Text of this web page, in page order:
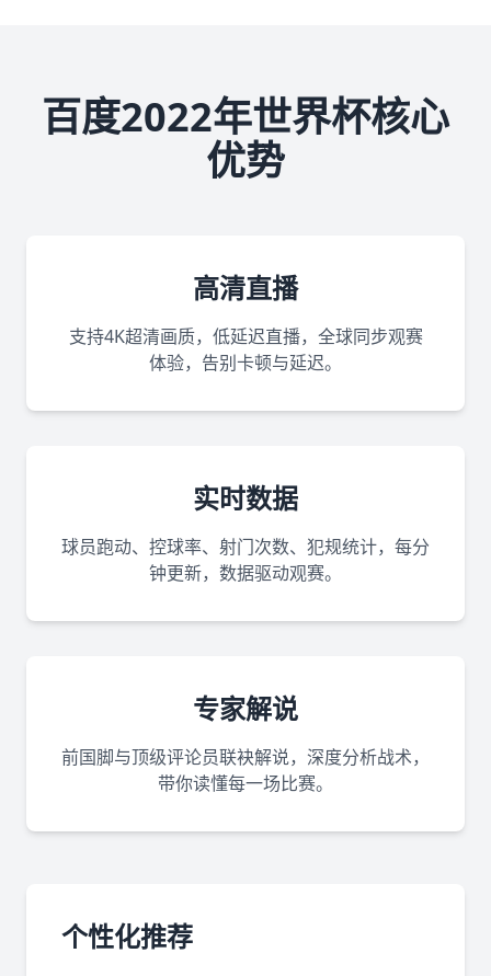
百度2022年世界杯核心
优势
高清直播
支持4K超清画质，低延迟直播，全球同步观赛
体验，告别卡顿与延迟。
实时数据
球员跑动、控球率、射门次数、犯规统计，每分
钟更新，数据驱动观赛。
专家解说
前国脚与顶级评论员联袂解说，深度分析战术，
带你读懂每一场比赛。
个性化推荐